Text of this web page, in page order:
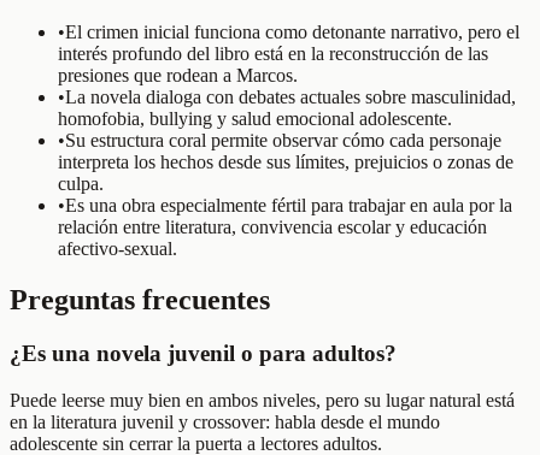
•El crimen inicial funciona como detonante narrativo, pero el
interés profundo del libro está en la reconstrucción de las
presiones que rodean a Marcos.
•La novela dialoga con debates actuales sobre masculinidad,
homofobia, bullying y salud emocional adolescente.
•Su estructura coral permite observar cómo cada personaje
interpreta los hechos desde sus límites, prejuicios o zonas de
culpa.
•Es una obra especialmente fértil para trabajar en aula por la
relación entre literatura, convivencia escolar y educación
afectivo-sexual.
Preguntas frecuentes
¿Es una novela juvenil o para adultos?
Puede leerse muy bien en ambos niveles, pero su lugar natural está
en la literatura juvenil y crossover: habla desde el mundo
adolescente sin cerrar la puerta a lectores adultos.